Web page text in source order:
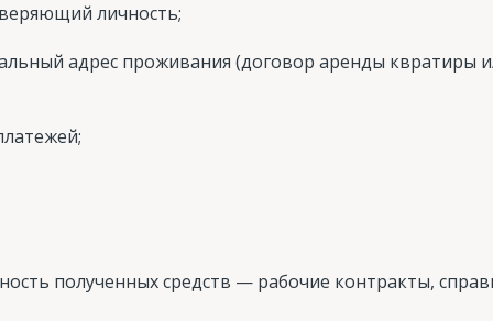
личность;
адрес проживания (договор аренды квратиры
полученных средств — рабочие контракты,